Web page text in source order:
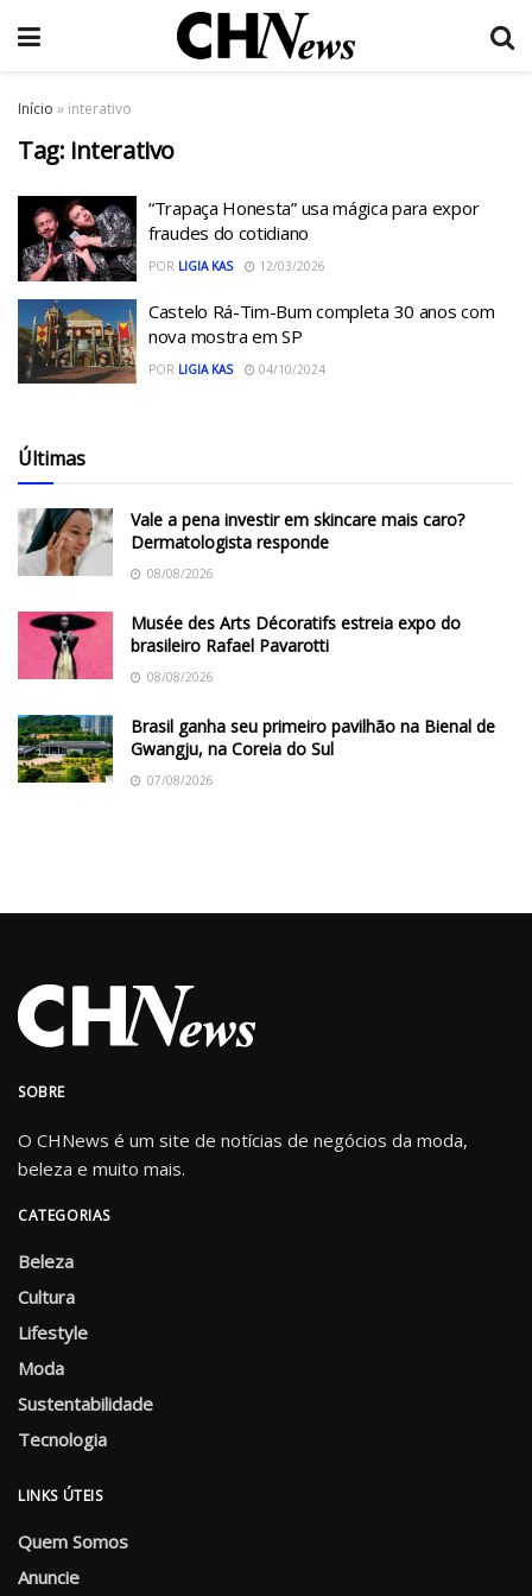
Início » interativo
Tag: interativo
“Trapaça Honesta” usa mágica para expor
fraudes do cotidiano
POR LIGIA KAS 12/03/2026
Castelo Rá-Tim-Bum completa 30 anos com
nova mostra em SP
POR LIGIA KAS 04/10/2024
Últimas
Vale a pena investir em skincare mais caro?
Dermatologista responde
08/08/2026
Musée des Arts Décoratifs estreia expo do
brasileiro Rafael Pavarotti
08/08/2026
Brasil ganha seu primeiro pavilhão na Bienal de
Gwangju, na Coreia do Sul
07/08/2026
SOBRE
O CHNews é um site de notícias de negócios da moda,
beleza e muito mais.
CATEGORIAS
Beleza
Cultura
Lifestyle
Moda
Sustentabilidade
Tecnologia
LINKS ÚTEIS
Quem Somos
Anuncie